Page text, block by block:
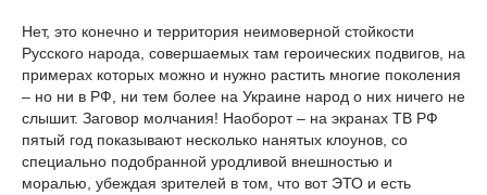
Нет, это конечно и территория неимоверной стойкости
Русского народа, совершаемых там героических подвигов, на
примерах которых можно и нужно растить многие поколения
– но ни в РФ, ни тем более на Украине народ о них ничего не
слышит. Заговор молчания! Наоборот – на экранах ТВ РФ
пятый год показывают несколько нанятых клоунов, со
специально подобранной уродливой внешностью и
моралью, убеждая зрителей в том, что вот ЭТО и есть